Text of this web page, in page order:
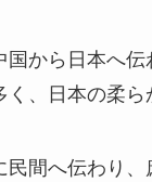
国から日本へ
く、日本の柔
民間へ伝わり